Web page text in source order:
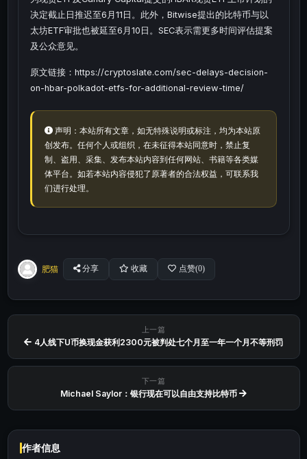
决定截止日推迟至6月11日。此外，Bitwise提出的比特币与以
太坊ETF审批也被延至6月10日。SEC表示需更多时间评估提案
及公众意见。
原文链接：https://cryptoslate.com/sec-delays-decision-
on-hbar-polkadot-etfs-for-additional-review-time/
声明：本站所有文章，如无特殊说明或标注，均为本站原
创发布。任何个人或组织，在未征得本站同意时，禁止复
制、盗用、采集、发布本站内容到任何网站、书籍等各类媒
体平台。如若本站内容侵犯了原著者的合法权益，可联系我
们进行处理。
肥猫 分享 收藏 点赞(0)
上一篇
4人线下U币换现金获利2300元被判处七个月至一年一个月不等刑罚
下一篇
Michael Saylor：银行现在可以自由支持比特币
作者信息